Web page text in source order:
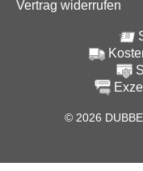
Vertrag widerrufen
© 2026